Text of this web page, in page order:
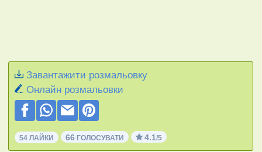
Завантажити розмальовку
Онлайн розмальовки
54 ЛАЙКИ 66 ГОЛОСУВАТИ 4.1/5